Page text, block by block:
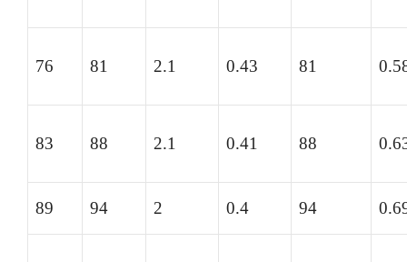
76 81 2.1 0.43 81
83 88 2.1 0.41 88
89 94 2 0.4 94